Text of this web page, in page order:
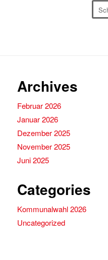
Archives
Februar 2026
Januar 2026
Dezember 2025
November 2025
Juni 2025
Categories
Kommunalwahl 2026
Uncategorized